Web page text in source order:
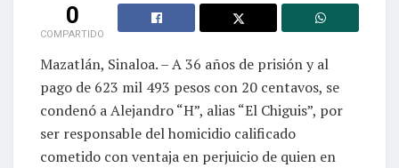
0
COMPARTIDO
Mazatlán, Sinaloa. – A 36 años de prisión y al
pago de 623 mil 493 pesos con 20 centavos, se
condenó a Alejandro “H”, alias “El Chiguis”, por
ser responsable del homicidio calificado
cometido con ventaja en perjuicio de quien en